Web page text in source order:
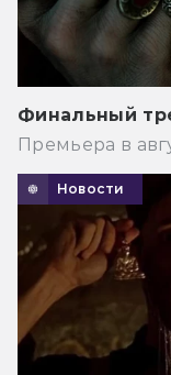
Финальный
Премьера в
Новости